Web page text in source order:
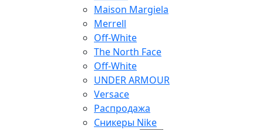
Maison Margiela
Merrell
Off-White
The North Face
Off-White
UNDER ARMOUR
Versace
Распродажа
Сникеры Nike